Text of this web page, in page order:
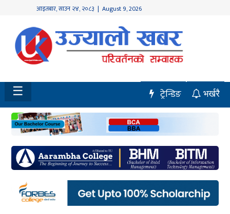
आइतबार,साउन २४, २०८३ | August 9, 2026
होमपेज
नवलपुर
विशेष
मध्य
नेपाल
चितवन
सेरोफेरो
समाचार
☰ भर्खरै
ट्रेन्डिङ